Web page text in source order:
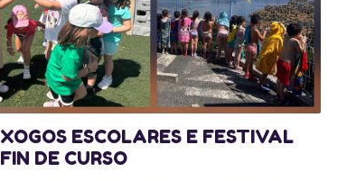
XOGOS ESCOLARES E FESTIVAL
FIN DE CURSO